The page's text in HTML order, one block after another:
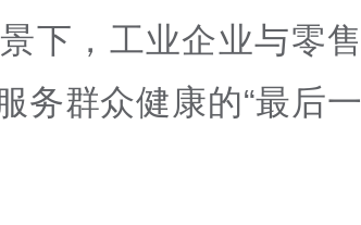
下，工业企业与零售
务群众健康的“最后一